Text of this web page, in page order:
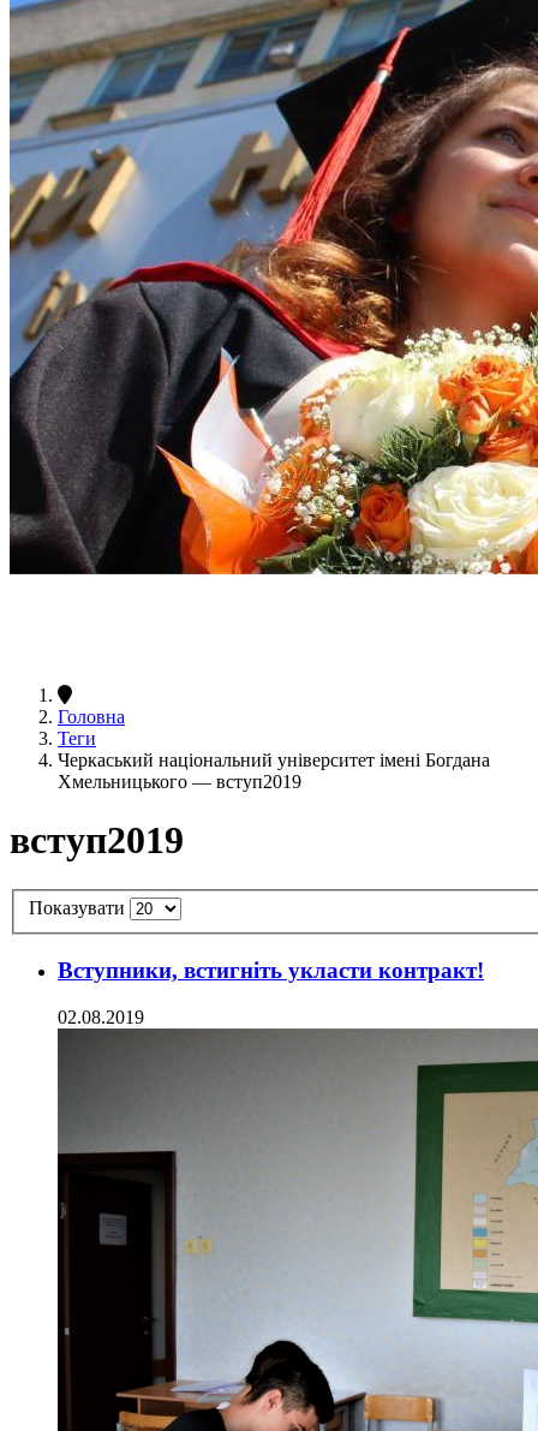
Головна
Теги
Черкаський національний університет імені Богдана
Хмельницького — вступ2019
вступ2019
Показувати
Вступники, встигніть укласти контракт!
02.08.2019